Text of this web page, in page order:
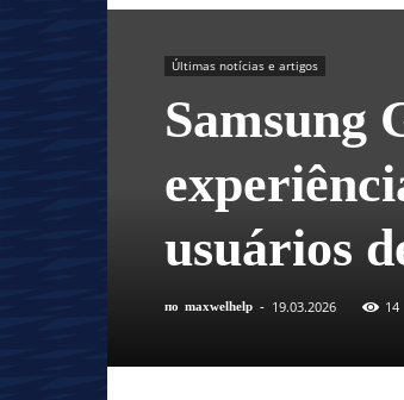
Últimas notícias e artigos
Samsung
usuários
по maxwelhelp - 19.03.2026 14